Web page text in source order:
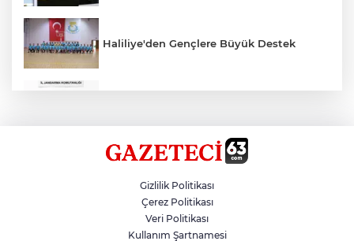
Haliliye'den Gençlere Büyük Destek
Hikmet Başak’tan Ulaşım Çalışması
Atatürk Bulvarında Asfalt Yenileniyor
Gizlilik Politikası
Çerez Politikası
Veri Politikası
Kullanım Şartnamesi